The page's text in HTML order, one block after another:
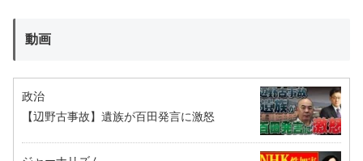
動画
政治
【辺野古事故】遺族が百田発言に激怒